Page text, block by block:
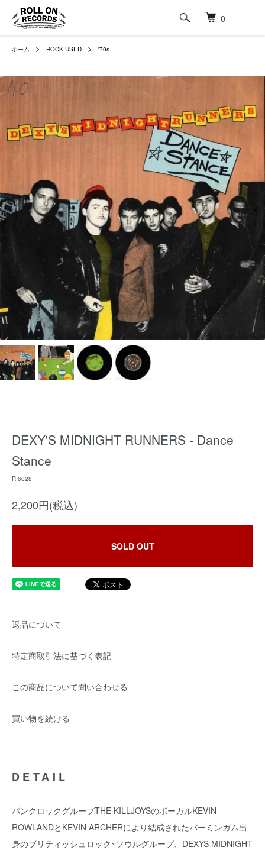
0
ホーム ROCK USED '70s
DEXY'S MIDNIGHT RUNNERS - Dance
Stance
R 6028
2,200円(税込)
SOLD OUT
返品について
特定商取引法に基づく表記
この商品について問い合わせる
買い物を続ける
DETAIL
パンクロックグループTHE KILLJOYSのボーカルKEVIN
ROWLANDとKEVIN ARCHERにより結成されたバーミンガム出
身のブリティッシュロック~ソウルグループ、DEXYS MIDNIGHT